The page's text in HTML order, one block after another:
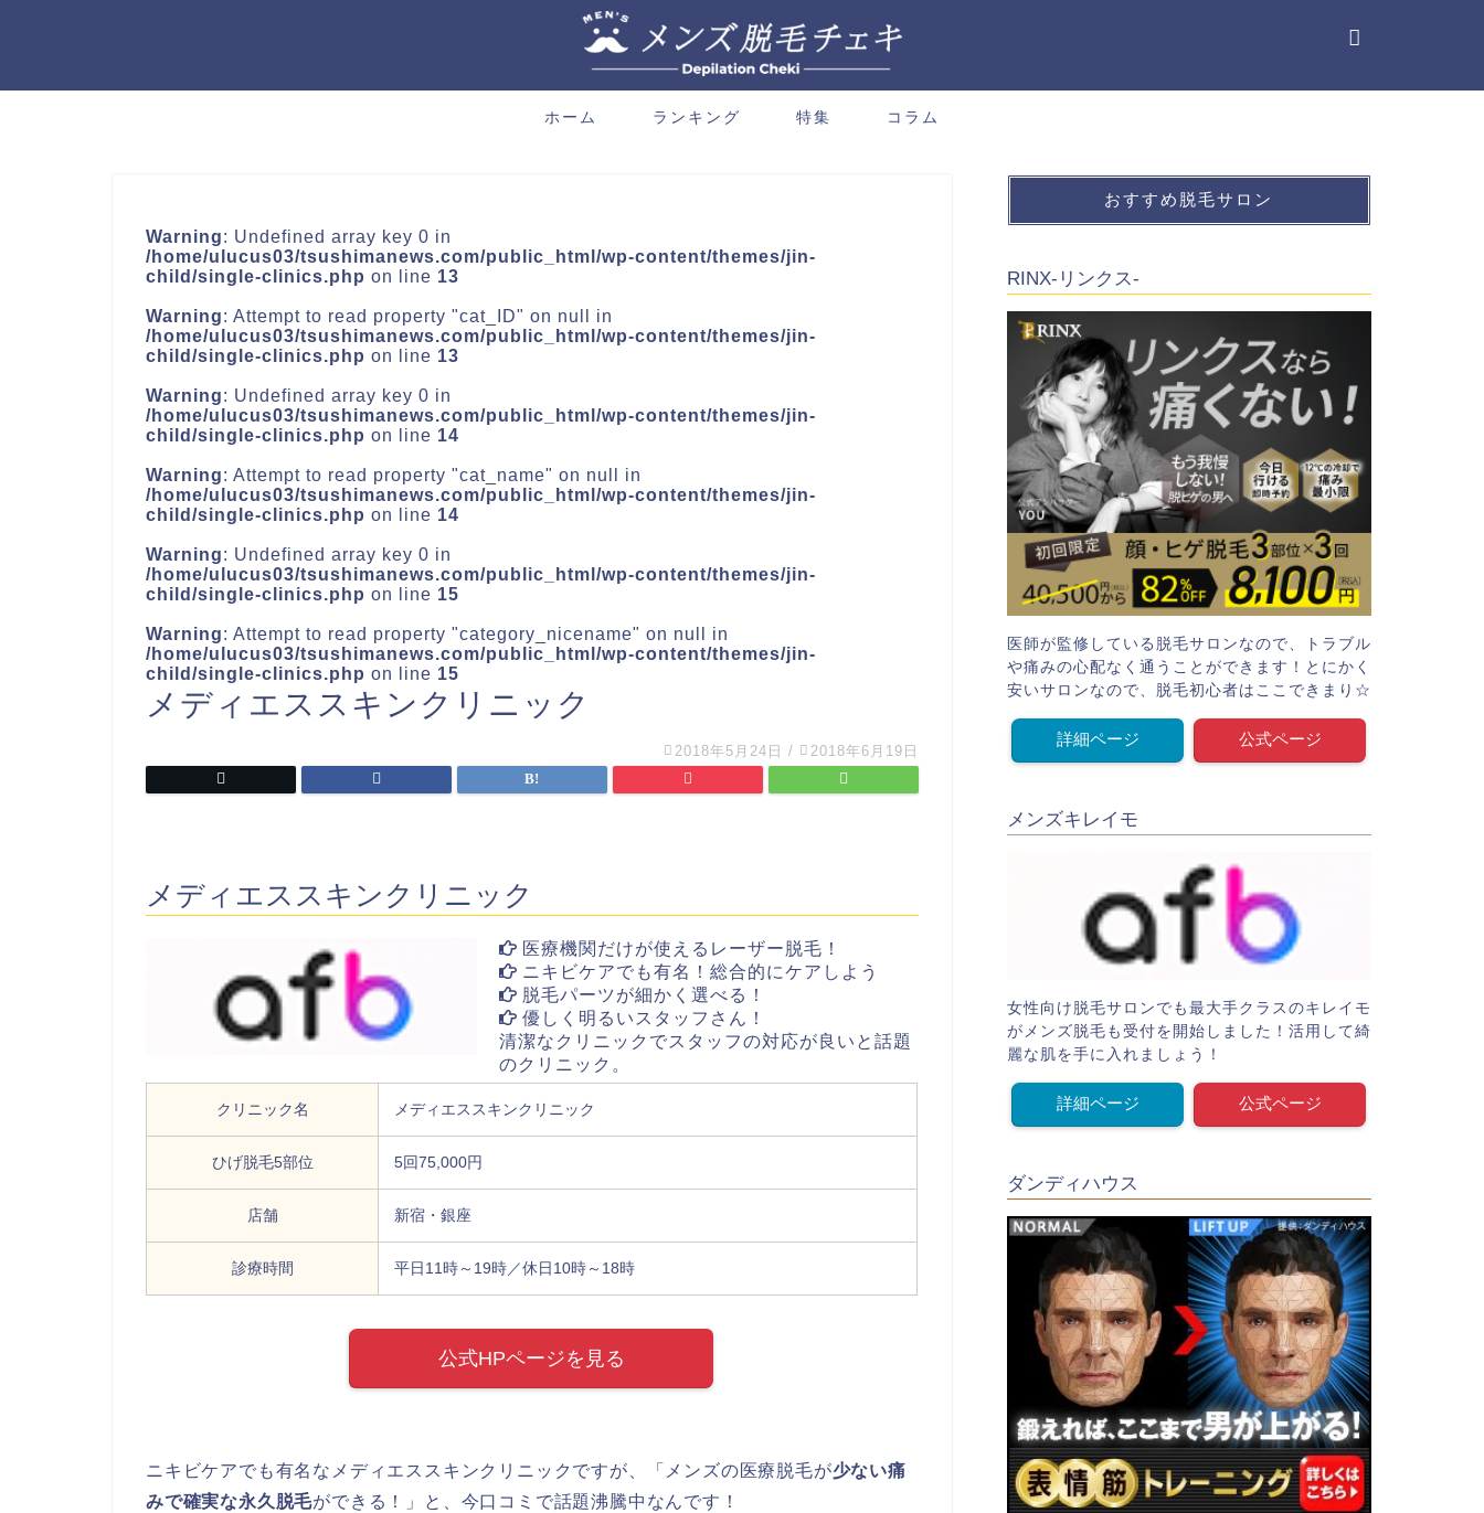
ホーム ランキング 特集 コラム
Warning: Undefined array key 0 in
/home/ulucus03/tsushimanews.com/public_html/wp-content/themes/jin-
child/single-clinics.php on line 13
Warning: Attempt to read property "cat_ID" on null in
/home/ulucus03/tsushimanews.com/public_html/wp-content/themes/jin-
child/single-clinics.php on line 13
Warning: Undefined array key 0 in
/home/ulucus03/tsushimanews.com/public_html/wp-content/themes/jin-
child/single-clinics.php on line 14
Warning: Attempt to read property "cat_name" on null in
/home/ulucus03/tsushimanews.com/public_html/wp-content/themes/jin-
child/single-clinics.php on line 14
Warning: Undefined array key 0 in
/home/ulucus03/tsushimanews.com/public_html/wp-content/themes/jin-
child/single-clinics.php on line 15
Warning: Attempt to read property "category_nicename" on null in
/home/ulucus03/tsushimanews.com/public_html/wp-content/themes/jin-
child/single-clinics.php on line 15
メディエススキンクリニック
2018年5月24日 / 2018年6月19日
メディエススキンクリニック
医療機関だけが使えるレーザー脱毛！
ニキビケアでも有名！総合的にケアしよう
脱毛パーツが細かく選べる！
優しく明るいスタッフさん！
清潔なクリニックでスタッフの対応が良いと話題
のクリニック。
クリニック名 メディエススキンクリニック
ひげ脱毛5部位 5回75,000円
店舗 新宿・銀座
診療時間 平日11時～19時／休日10時～18時
公式HPページを見る
ニキビケアでも有名なメディエススキンクリニックですが、「メンズの医療脱毛が少ない痛
みで確実な永久脱毛ができる！」と、今口コミで話題沸騰中なんです！
おすすめ脱毛サロン
RINX-リンクス-
医師が監修している脱毛サロンなので、トラブル
や痛みの心配なく通うことができます！とにかく
安いサロンなので、脱毛初心者はここできまり☆
詳細ページ 公式ページ
メンズキレイモ
女性向け脱毛サロンでも最大手クラスのキレイモ
がメンズ脱毛も受付を開始しました！活用して綺
麗な肌を手に入れましょう！
詳細ページ 公式ページ
ダンディハウス